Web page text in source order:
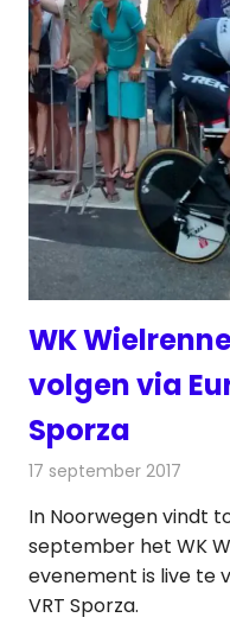
WK
volgen via
Sporza
17 september 2017
In Noorwegen vindt
september het WK
evenement is live te
VRT Sporza.